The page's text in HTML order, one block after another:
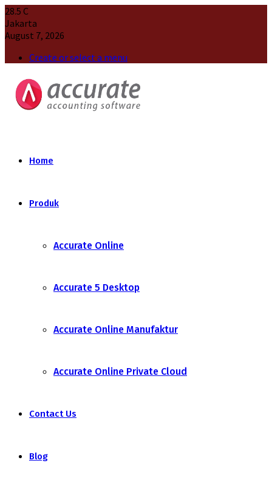
28.5 C
Jakarta
August 7, 2026
Create or select a menu
Home
Produk
Accurate Online
Accurate 5 Desktop
Accurate Online Manufaktur
Accurate Online Private Cloud
Contact Us
Blog